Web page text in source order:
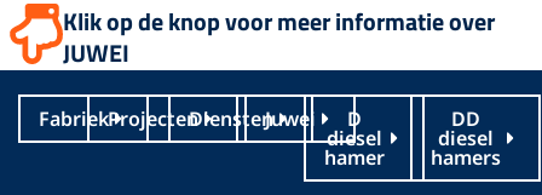
Klik op de knop voor meer informatie over
JUWEI
FabriekProjectenDienstenJuwei D
diesel
hamer
DD
diesel
hamers